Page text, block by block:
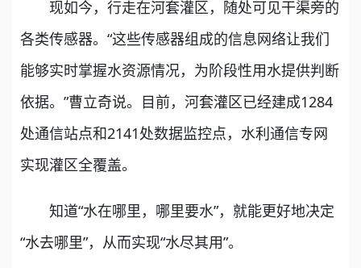
现如今，行走在河套灌区，随处可见干渠旁的
各类传感器。“这些传感器组成的信息网络让我们
能够实时掌握水资源情况，为阶段性用水提供判断
依据。”曹立奇说。目前，河套灌区已经建成1284
处通信站点和2141处数据监控点，水利通信专网
实现灌区全覆盖。
知道“水在哪里，哪里要水”，就能更好地决定
“水去哪里”，从而实现“水尽其用”。